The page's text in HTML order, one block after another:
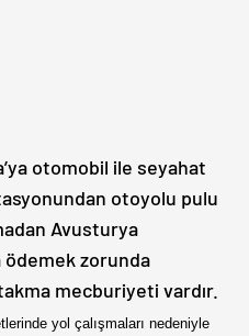
otomobil ile seyahat
otoyolu pulu
Avusturya
zorunda
mecburiyeti vardır.
yol çalışmaları nedeniyle